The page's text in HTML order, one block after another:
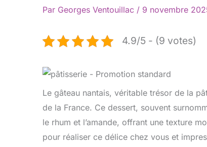
Par Georges Ventouillac / 9 novembre
4.9/5 - (9 votes)
Le gâteau nantais, véritable trésor de la
de la France. Ce dessert, souvent
le rhum et l’amande, offrant une texture
pour réaliser ce délice chez vous et